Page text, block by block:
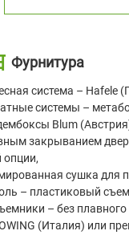
Фурнитура
система – Hafele
системы –
Blum
закрыванием
опции,
сушка для
– пластиковый
– без
(Италия) или